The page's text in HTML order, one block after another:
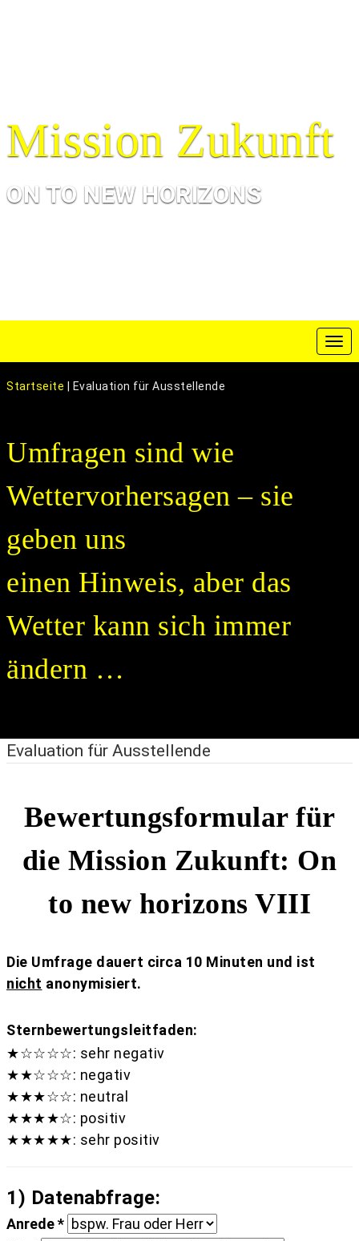
Mission Zukunft
ON TO NEW HORIZONS
T
o
Startseite Evaluation für Ausstellende
Umfragen sind wie
Wettervorhersagen – sie
geben uns
einen Hinweis, aber das
Wetter kann sich immer
ändern …
Evaluation für Ausstellende
Bewertungsformular für
die Mission Zukunft: On
to new horizons VIII
Die Umfrage dauert circa 10 Minuten und ist
nicht anonymisiert.
Sternbewertungsleitfaden:
★☆☆☆☆: sehr negativ
★★☆☆☆: negativ
★★★☆☆: neutral
★★★★☆: positiv
★★★★★: sehr positiv
1) Datenabfrage:
Anrede*